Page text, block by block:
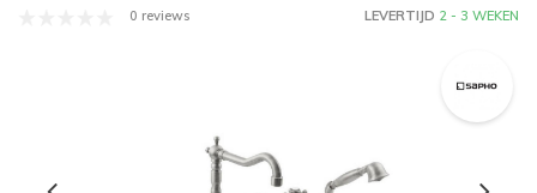
0 reviews LEVERTIJD 2 - 3 WEKEN